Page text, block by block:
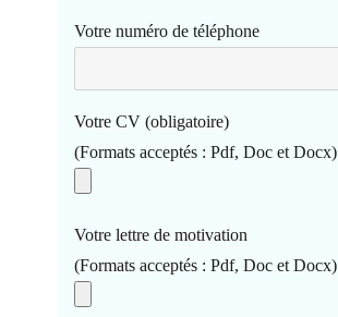
Votre numéro de téléphone
Votre CV (obligatoire)
(Formats acceptés : Pdf, Doc et Docx)
Votre lettre de motivation
(Formats acceptés : Pdf, Doc et Docx)